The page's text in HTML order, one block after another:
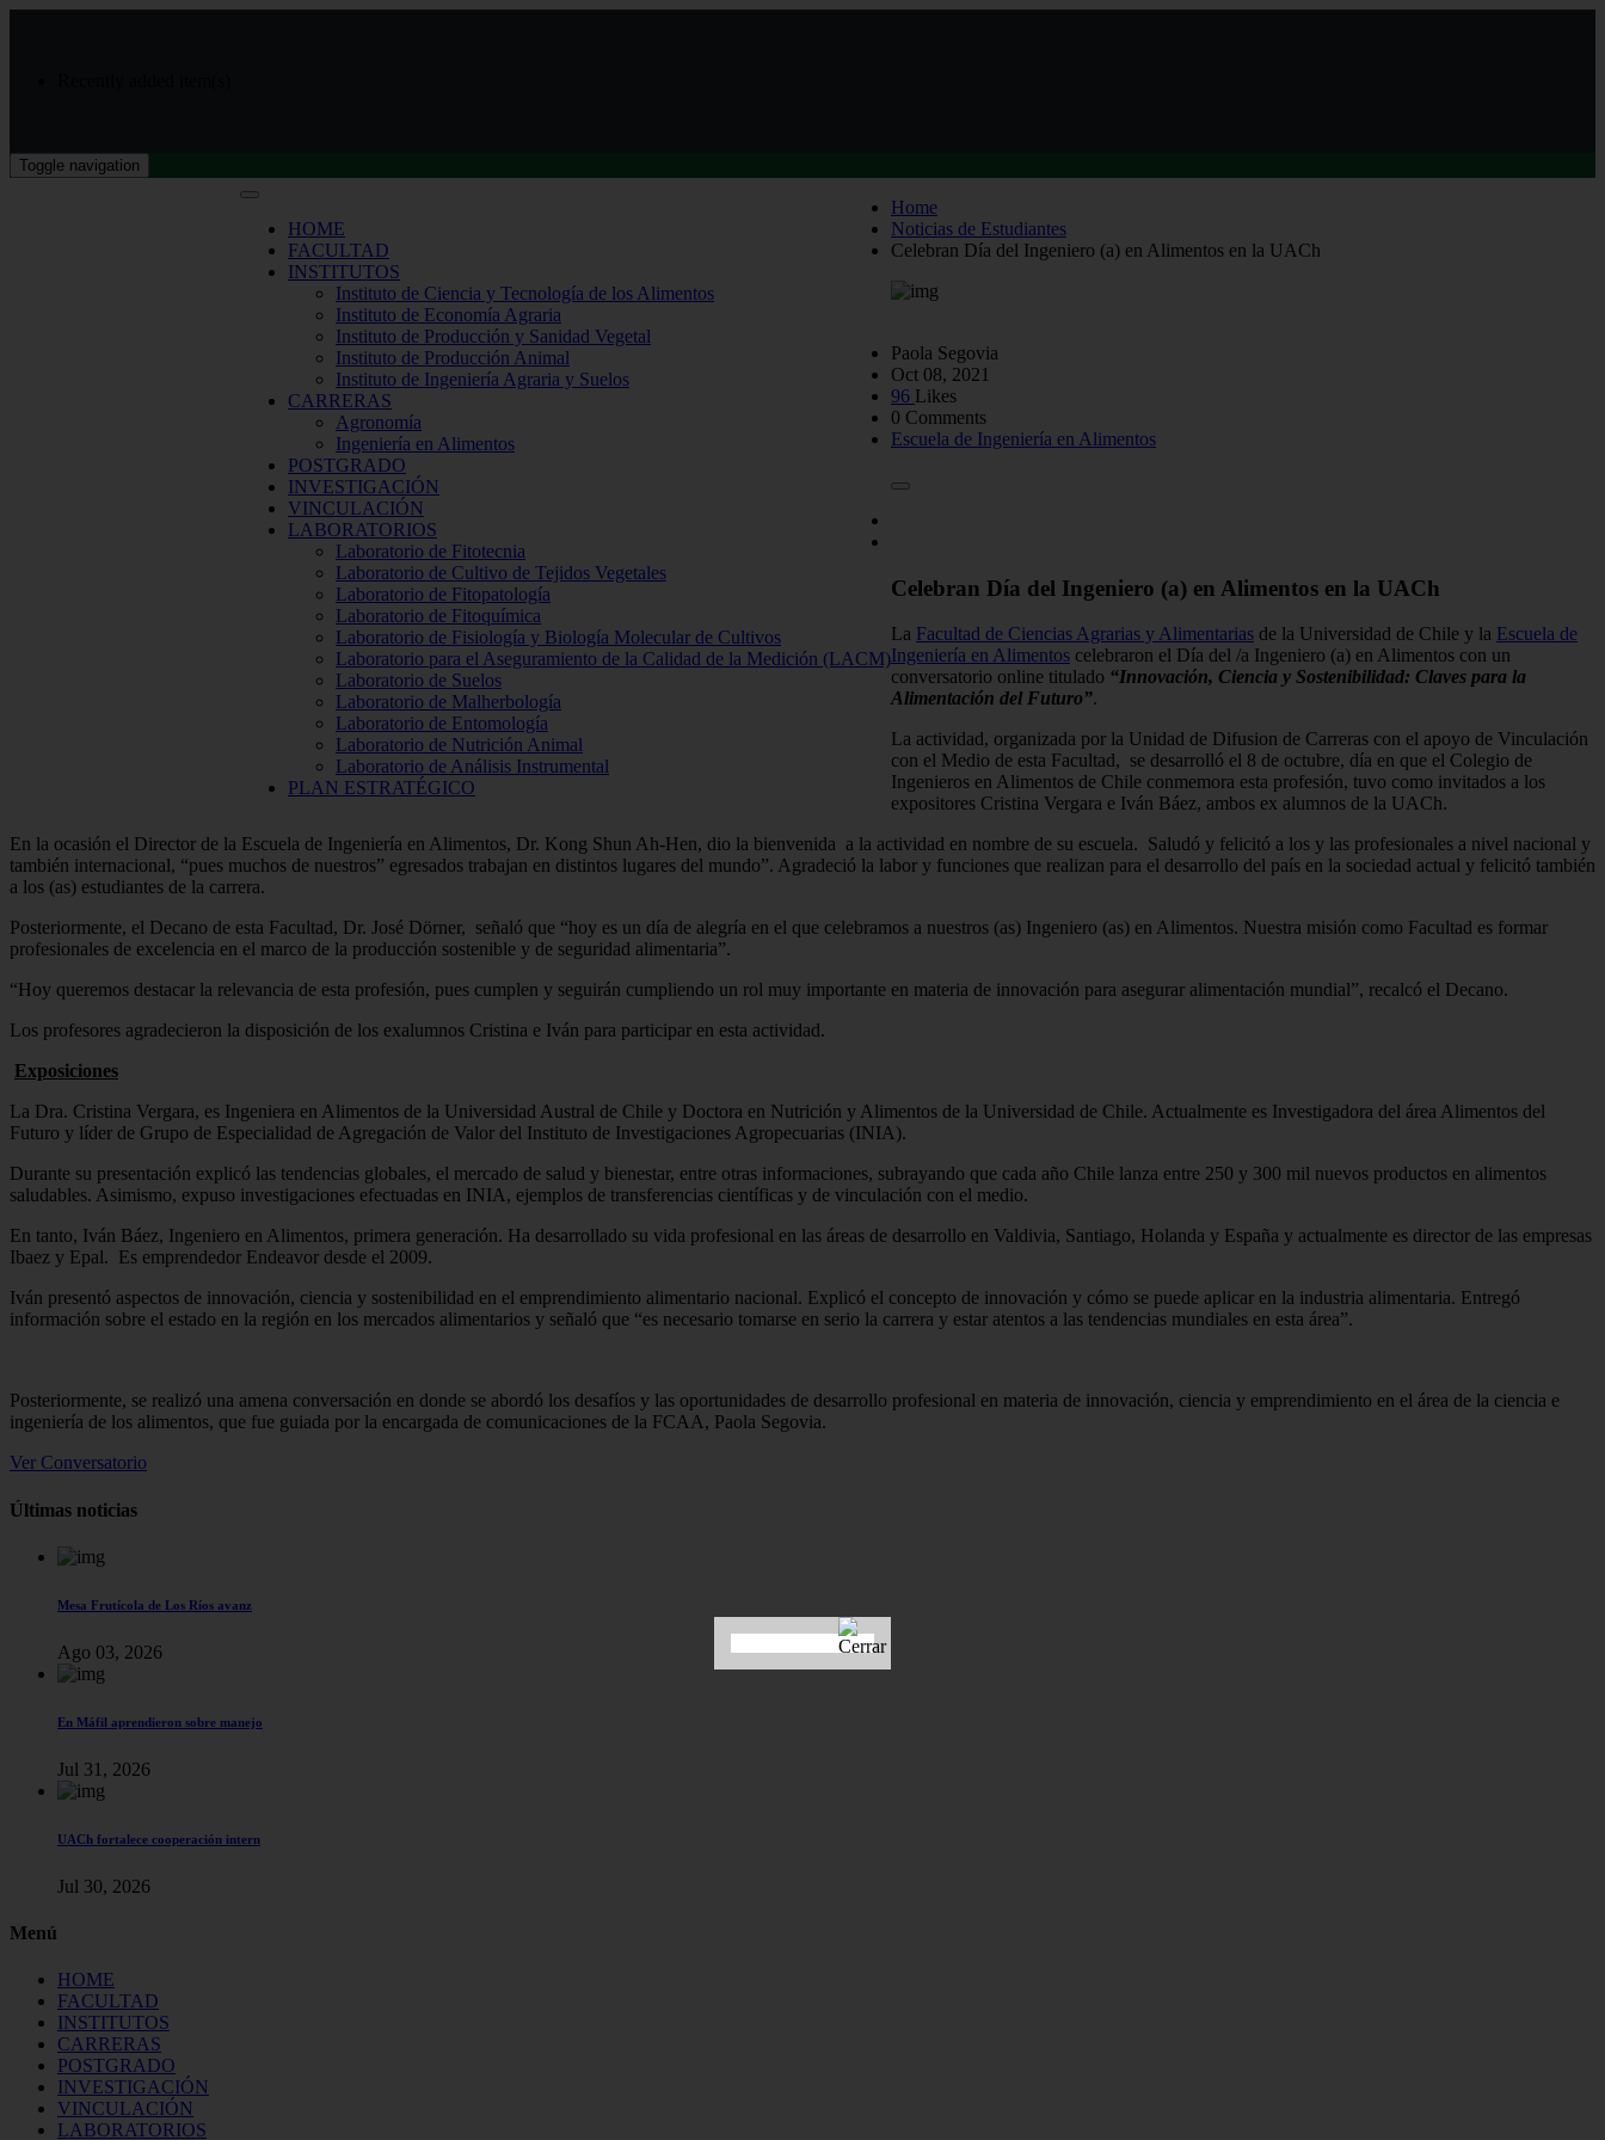
Toggle navigation
HOME
FACULTAD
INSTITUTOS
Instituto de Ciencia y Tecnología de los Alimentos
Instituto de Economía Agraria
Instituto de Producción y Sanidad Vegetal
Instituto de Producción Animal
Instituto de Ingeniería Agraria y Suelos
CARRERAS
Agronomía
Ingeniería en Alimentos
POSTGRADO
INVESTIGACIÓN
VINCULACIÓN
LABORATORIOS
Laboratorio de Fitotecnia
Laboratorio de Cultivo de Tejidos Vegetales
Laboratorio de Fitopatología
Laboratorio de Fitoquímica
Laboratorio de Fisiología y Biología Molecular de Cultivos
Laboratorio para el Aseguramiento de la Calidad de la Medición (LACM)
Laboratorio de Suelos
Laboratorio de Malherbología
Laboratorio de Entomología
Laboratorio de Nutrición Animal
Laboratorio de Análisis Instrumental
PLAN ESTRATÉGICO
Home
Noticias de Estudiantes
Celebran Día del Ingeniero (a) en Alimentos en la UACh
Paola Segovia
Oct 08, 2021
96 Likes
0 Comments
Escuela de Ingeniería en Alimentos
Celebran Día del Ingeniero (a) en Alimentos en la UACh
La Facultad de Ciencias Agrarias y Alimentarias de la Universidad de Chile y la Escuela de
Ingeniería en Alimentos celebraron el Día del /a Ingeniero (a) en Alimentos con un
conversatorio online titulado “Innovación, Ciencia y Sostenibilidad: Claves para la
Alimentación del Futuro”.
La actividad, organizada por la Unidad de Difusion de Carreras con el apoyo de Vinculación
con el Medio de esta Facultad, se desarrolló el 8 de octubre, día en que el Colegio de
Ingenieros en Alimentos de Chile conmemora esta profesión, tuvo como invitados a los
expositores Cristina Vergara e Iván Báez, ambos ex alumnos de la UACh.
En la ocasión el Director de la Escuela de Ingeniería en Alimentos, Dr. Kong Shun Ah-Hen, dio la bienvenida a la actividad en nombre de su escuela. Saludó y felicitó a los y las profesionales a nivel nacional y
también internacional, “pues muchos de nuestros” egresados trabajan en distintos lugares del mundo”. Agradeció la labor y funciones que realizan para el desarrollo del país en la sociedad actual y felicitó también
a los (as) estudiantes de la carrera.
Posteriormente, el Decano de esta Facultad, Dr. José Dörner, señaló que “hoy es un día de alegría en el que celebramos a nuestros (as) Ingeniero (as) en Alimentos. Nuestra misión como Facultad es formar
profesionales de excelencia en el marco de la producción sostenible y de seguridad alimentaria”.
“Hoy queremos destacar la relevancia de esta profesión, pues cumplen y seguirán cumpliendo un rol muy importante en materia de innovación para asegurar alimentación mundial”, recalcó el Decano.
Los profesores agradecieron la disposición de los exalumnos Cristina e Iván para participar en esta actividad.
Exposiciones
La Dra. Cristina Vergara, es Ingeniera en Alimentos de la Universidad Austral de Chile y Doctora en Nutrición y Alimentos de la Universidad de Chile. Actualmente es Investigadora del área Alimentos del
Futuro y líder de Grupo de Especialidad de Agregación de Valor del Instituto de Investigaciones Agropecuarias (INIA).
Durante su presentación explicó las tendencias globales, el mercado de salud y bienestar, entre otras informaciones, subrayando que cada año Chile lanza entre 250 y 300 mil nuevos productos en alimentos
saludables. Asimismo, expuso investigaciones efectuadas en INIA, ejemplos de transferencias científicas y de vinculación con el medio.
En tanto, Iván Báez, Ingeniero en Alimentos, primera generación. Ha desarrollado su vida profesional en las áreas de desarrollo en Valdivia, Santiago, Holanda y España y actualmente es director de las empresas
Ibaez y Epal. Es emprendedor Endeavor desde el 2009.
Iván presentó aspectos de innovación, ciencia y sostenibilidad en el emprendimiento alimentario nacional. Explicó el concepto de innovación y cómo se puede aplicar en la industria alimentaria. Entregó
información sobre el estado en la región en los mercados alimentarios y señaló que “es necesario tomarse en serio la carrera y estar atentos a las tendencias mundiales en esta área”.
Posteriormente, se realizó una amena conversación en donde se abordó los desafíos y las oportunidades de desarrollo profesional en materia de innovación, ciencia y emprendimiento en el área de la ciencia e
ingeniería de los alimentos, que fue guiada por la encargada de comunicaciones de la FCAA, Paola Segovia.
Ver Conversatorio
Últimas noticias
Mesa Frutícola de Los Ríos avanz
Ago 03, 2026
En Máfil aprendieron sobre manejo
Jul 31, 2026
UACh fortalece cooperación intern
Jul 30, 2026
Menú
HOME
FACULTAD
INSTITUTOS
CARRERAS
POSTGRADO
INVESTIGACIÓN
VINCULACIÓN
LABORATORIOS